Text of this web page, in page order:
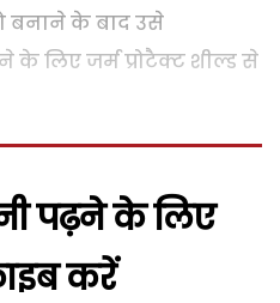
बनाने के बाद उसे
के लिए जर्म प्रोटैक्ट शील्ड से
पढ़ने के लिए
करें